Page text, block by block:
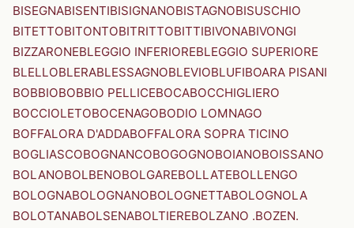
BISEGNABISENTIBISIGNANOBISTAGNOBISUSCHIO
BITETTOBITONTOBITRITTOBITTIBIVONABIVONGI
BIZZARONEBLEGGIO INFERIOREBLEGGIO SUPERIORE
BLELLOBLERABLESSAGNOBLEVIOBLUFIBOARA PISANI
BOBBIOBOBBIO PELLICEBOCABOCCHIGLIERO
BOCCIOLETOBOCENAGOBODIO LOMNAGO
BOFFALORA D'ADDABOFFALORA SOPRA TICINO
BOGLIASCOBOGNANCOBOGOGNOBOIANOBOISSANO
BOLANOBOLBENOBOLGAREBOLLATEBOLLENGO
BOLOGNABOLOGNANOBOLOGNETTABOLOGNOLA
BOLOTANABOLSENABOLTIEREBOLZANO .BOZEN.